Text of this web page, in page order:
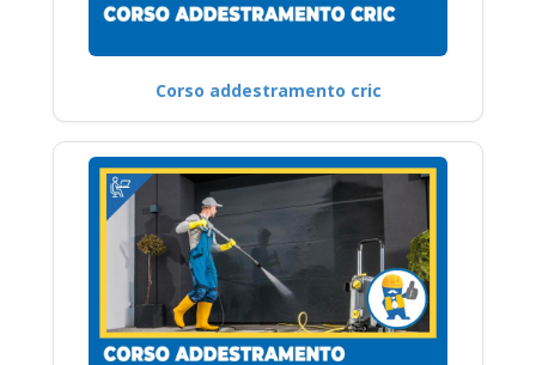
Corso addestramento cric